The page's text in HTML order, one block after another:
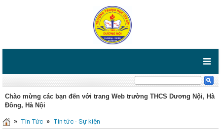
Chào mừng các bạn đến với trang Web trường THCS Dương Nội, Hà
Đông, Hà Nội
» Tin Tức » Tin tức - Sự kiện